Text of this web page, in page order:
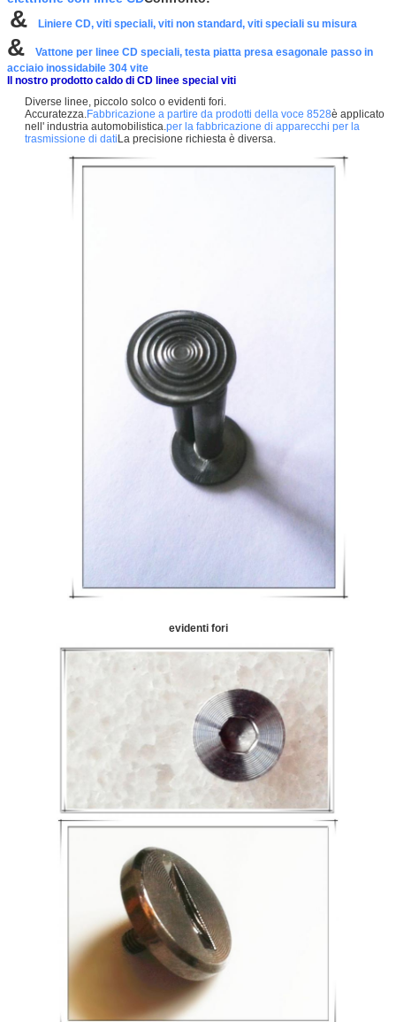
& Liniere CD, viti speciali, viti non standard, viti speciali su misura
&
Vattone per linee CD speciali, testa piatta presa esagonale passo in
acciaio inossidabile 304 vite
Il nostro prodotto caldo di CD linee special viti
Diverse linee, piccolo solco o evidenti fori.
Accuratezza.Fabbricazione a partire da prodotti della voce 8528è applicato
nell' industria automobilistica.per la fabbricazione di apparecchi per la
trasmissione di datiLa precisione richiesta è diversa.
evidenti fori